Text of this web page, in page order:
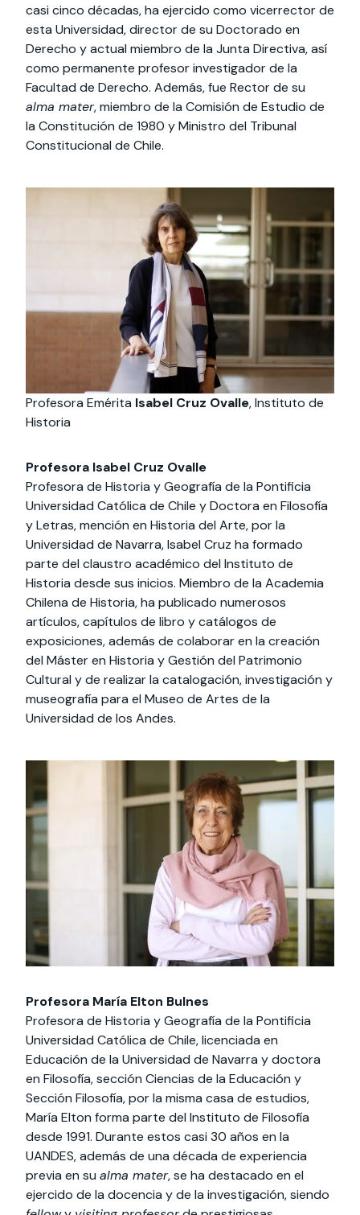
casi cinco décadas, ha ejercido como vicerrector de
esta Universidad, director de su Doctorado en
Derecho y actual miembro de la Junta Directiva, así
como permanente profesor investigador de la
Facultad de Derecho. Además, fue Rector de su
alma mater, miembro de la Comisión de Estudio de
la Constitución de 1980 y Ministro del Tribunal
Constitucional de Chile.
Profesora Emérita Isabel Cruz Ovalle, Instituto de
Historia
Profesora Isabel Cruz Ovalle
Profesora de Historia y Geografía de la Pontificia
Universidad Católica de Chile y Doctora en Filosofía
y Letras, mención en Historia del Arte, por la
Universidad de Navarra, Isabel Cruz ha formado
parte del claustro académico del Instituto de
Historia desde sus inicios. Miembro de la Academia
Chilena de Historia, ha publicado numerosos
artículos, capítulos de libro y catálogos de
exposiciones, además de colaborar en la creación
del Máster en Historia y Gestión del Patrimonio
Cultural y de realizar la catalogación, investigación y
museografía para el Museo de Artes de la
Universidad de los Andes.
Profesora María Elton Bulnes
Profesora de Historia y Geografía de la Pontificia
Universidad Católica de Chile, licenciada en
Educación de la Universidad de Navarra y doctora
en Filosofía, sección Ciencias de la Educación y
Sección Filosofía, por la misma casa de estudios,
María Elton forma parte del Instituto de Filosofía
desde 1991. Durante estos casi 30 años en la
UANDES, además de una década de experiencia
previa en su alma mater, se ha destacado en el
ejercido de la docencia y de la investigación, siendo